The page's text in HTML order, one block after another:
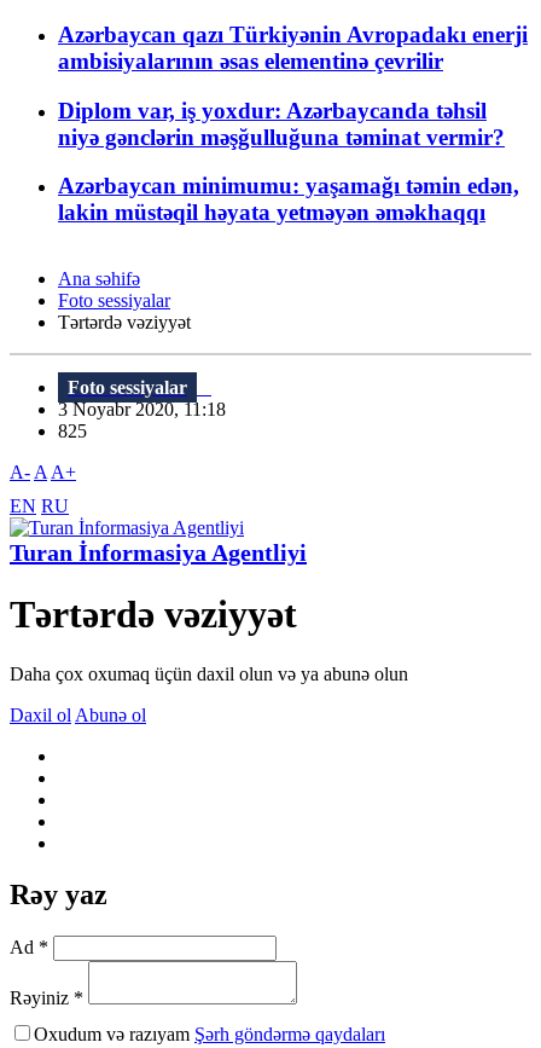
Azərbaycan qazı Türkiyənin Avropadakı enerji
ambisiyalarının əsas elementinə çevrilir
Diplom var, iş yoxdur: Azərbaycanda təhsil
niyə gənclərin məşğulluğuna təminat vermir?
Azərbaycan minimumu: yaşamağı təmin edən,
lakin müstəqil həyata yetməyən əməkhaqqı
Ana səhifə
Foto sessiyalar
Tərtərdə vəziyyət
Foto sessiyalar
3 Noyabr 2020, 11:18
825
A- A A+
EN RU
Turan İnformasiya Agentliyi
Tərtərdə vəziyyət
Daha çox oxumaq üçün daxil olun və ya abunə olun
Daxil ol Abunə ol
Rəy yaz
Ad *
Rəyiniz *
Oxudum və razıyam Şərh göndərmə qaydaları